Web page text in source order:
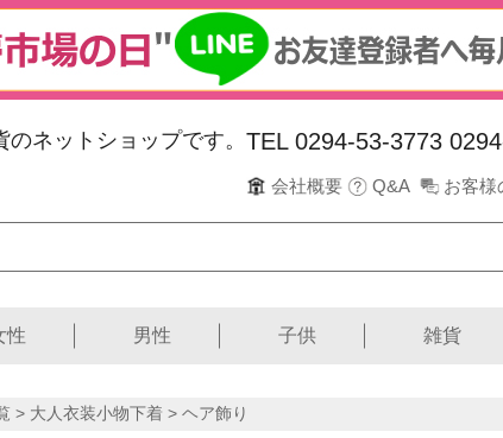
ネットショップです。 TEL 0294-53-3773
会社概要 Q&A お客様
性 男性 子供 雑貨
> 大人衣装小物下着 > ヘア飾り